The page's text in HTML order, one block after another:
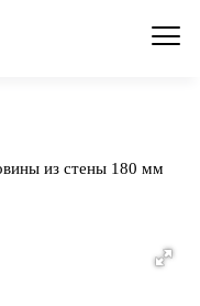
из стены 180 мм